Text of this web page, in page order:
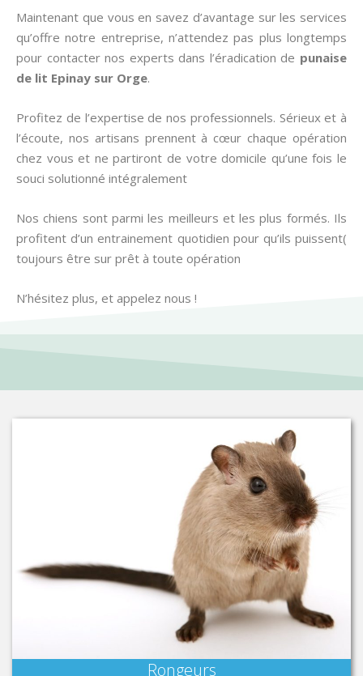
Maintenant que vous en savez d’avantage sur les services
qu’offre notre entreprise, n’attendez pas plus longtemps
pour contacter nos experts dans l’éradication de punaise
de lit Epinay sur Orge.
Profitez de l’expertise de nos professionnels. Sérieux et à
l’écoute, nos artisans prennent à cœur chaque opération
chez vous et ne partiront de votre domicile qu’une fois le
souci solutionné intégralement
Nos chiens sont parmi les meilleurs et les plus formés. Ils
profitent d’un entrainement quotidien pour qu’ils puissent(
toujours être sur prêt à toute opération
N’hésitez plus, et appelez nous !
Rongeurs